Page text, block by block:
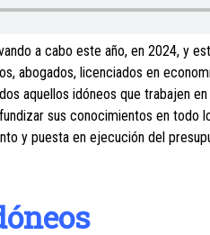
a cabo este año, en 2024, y
abogados, licenciados en
aquellos idóneos que trabajen
sus conocimientos en todo
y puesta en ejecución del